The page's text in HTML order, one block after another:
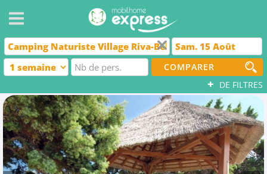
COMPARER
+ DE FILTRES